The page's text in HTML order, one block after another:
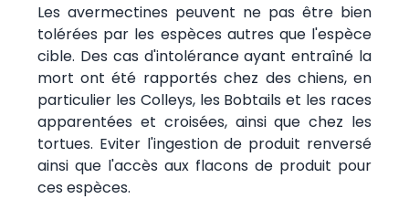
Les avermectines peuvent ne pas être bien
tolérées par les espèces autres que l'espèce
cible. Des cas d'intolérance ayant entraîné la
mort ont été rapportés chez des chiens, en
particulier les Colleys, les Bobtails et les races
apparentées et croisées, ainsi que chez les
tortues. Eviter l'ingestion de produit renversé
ainsi que l'accès aux flacons de produit pour
ces espèces.